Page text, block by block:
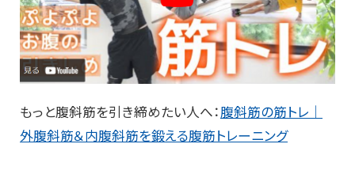
もっと腹斜筋を引き締めたい人へ：腹斜筋の筋トレ｜
外腹斜筋＆内腹斜筋を鍛える腹筋トレーニング